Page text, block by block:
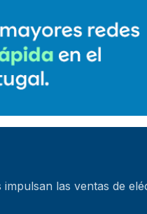
impulsan las ventas de